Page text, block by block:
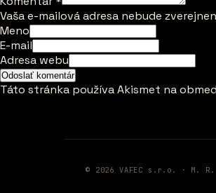
Vaša e-mailová adresa nebude
Meno
E-mail
Adresa webu
Táto stránka používa Akismet na
© 2026 VAFEC s.r.o. · M.